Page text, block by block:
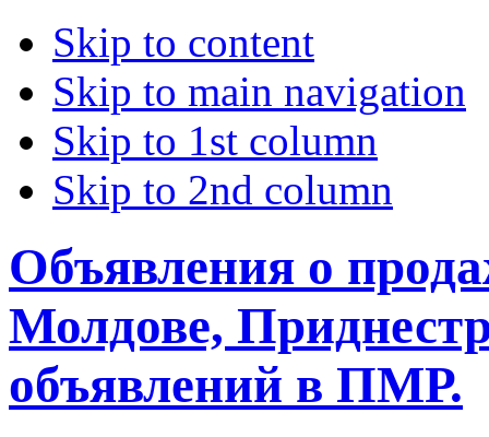
Skip to content
Skip to main navigation
Skip to 1st column
Skip to 2nd column
Объявления о
Молдове,
объявлений в ПМР.